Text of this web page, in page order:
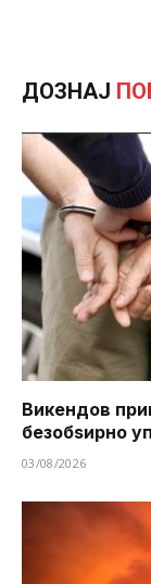
ДОЗНАЈ
Викендов
безобѕирно
03/08/2026